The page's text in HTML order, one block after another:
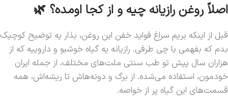
اصلاً روغن رازیانه چیه و از کجا اومده؟ 🌿
قبل از اینکه بریم سراغ فواید خفن این روغن، بذار یه توضیح کوچیک
بدم که بفهمی با چی طرفی. رازیانه یه گیاه خوشبو و داروییه که از
هزاران سال پیش تو طب سنتی ملت‌های مختلف، از جمله ایران
خودمون، استفاده می‌شده. از برگ و دونه‌هاش تا ریشه‌اش، همه
قسمت‌های این گیاه پر از خواصه.